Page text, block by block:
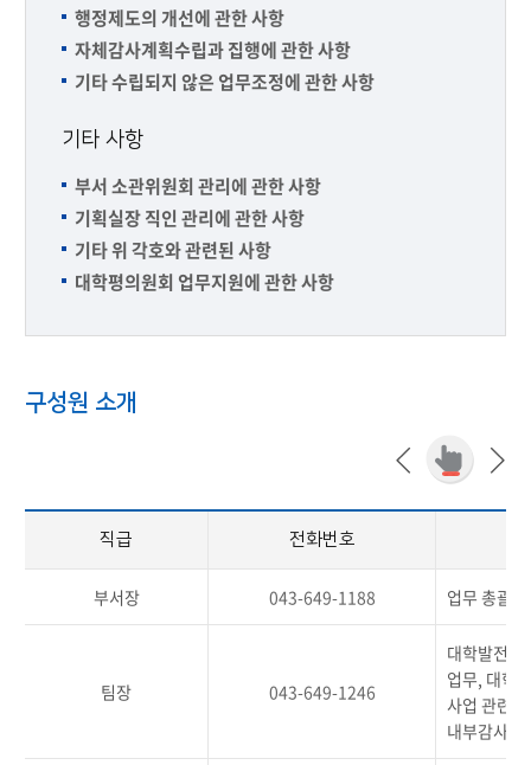
행정제도의 개선에 관한 사항
자체감사계획수립과 집행에 관한 사항
기타 수립되지 않은 업무조정에 관한 사항
기타 사항
부서 소관위원회 관리에 관한 사항
기획실장 직인 관리에 관한 사항
기타 위 각호와 관련된 사항
대학평의원회 업무지원에 관한 사항
구성원 소개
직급 전화번호
부서장 043-649-1188 업무 총괄
팀장 043-649-1246
대학발전계
업무, 대학
사업 관련
내부감사